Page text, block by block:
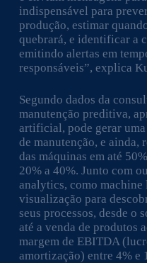
indispensável para
produção, estimar
quebrará, e identificar a
emitindo alertas em
responsáveis”, explica
Segundo dados da
manutenção preditiva,
artificial, pode gerar
de manutenção, e
das máquinas em até
20% a 40%. Junto com
analytics, como
visualização para
seus processos, desde o
até a venda de produtos
margem de EBITDA
amortização) entre 4% e